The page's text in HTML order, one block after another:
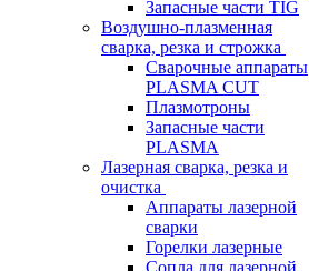
Запасные части TIG
Воздушно-плазменная
сварка, резка и строжка
Сварочные аппараты
PLASMA CUT
Плазмотроны
Запасные части
PLASMA
Лазерная сварка, резка и
очистка
Аппараты лазерной
сварки
Горелки лазерные
Сопла для лазерной